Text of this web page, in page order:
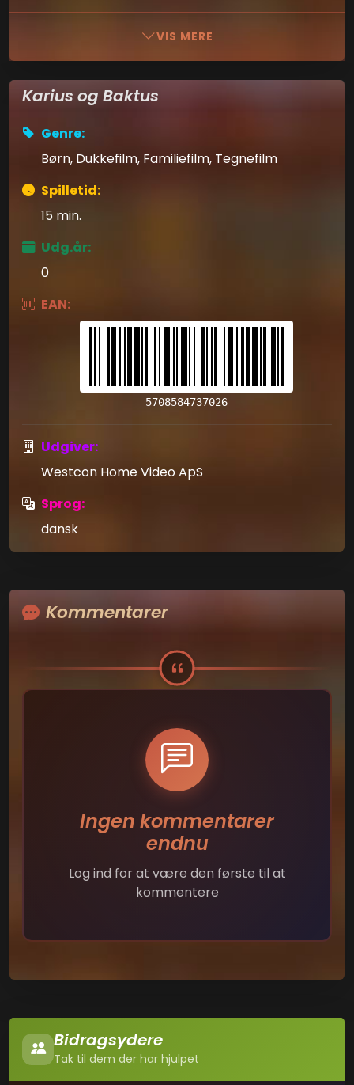
VIS MERE
Karius og Baktus
Genre:
Børn, Dukkefilm, Familiefilm, Tegnefilm
Spilletid:
15 min.
Udg.år:
0
EAN:
5708584737026
Udgiver:
Westcon Home Video ApS
Sprog:
dansk
Kommentarer
Ingen kommentarer
endnu
Log ind for at være den første til at
kommentere
Bidragsydere
Tak til dem der har hjulpet